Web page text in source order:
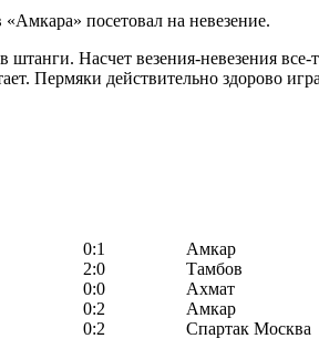
посетовал на невезение.
Насчет везения-невезения все-
Пермяки действительно здорово
0:1
Амкар
2:0
Тамбов
0:0
Ахмат
0:2
Амкар
0:2
Спартак Москва